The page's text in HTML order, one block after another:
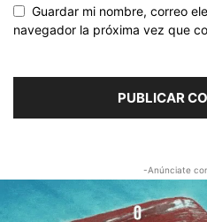
Guardar mi nombre, correo
navegador la próxima vez que
-Anúnciate